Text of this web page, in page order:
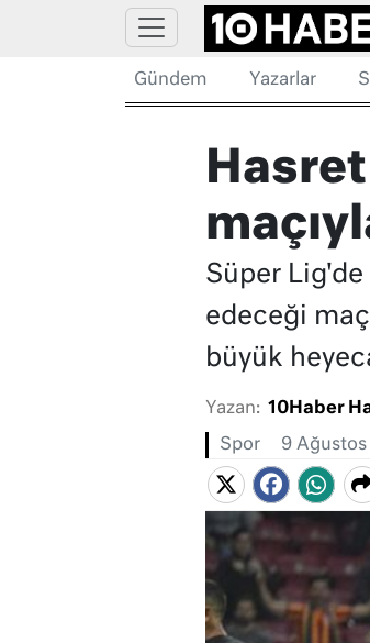
Gündem Yazarlar
Süper
edeceği
büyük
Yazan: 10Haber
Spor 9